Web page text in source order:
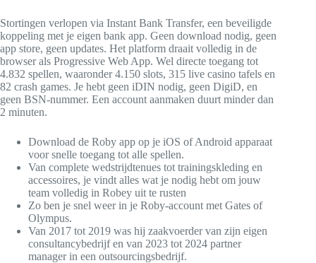
Stortingen verlopen via Instant Bank Transfer, een beveiligde
koppeling met je eigen bank app. Geen download nodig, geen
app store, geen updates. Het platform draait volledig in de
browser als Progressive Web App. Wel directe toegang tot
4.832 spellen, waaronder 4.150 slots, 315 live casino tafels en
82 crash games. Je hebt geen iDIN nodig, geen DigiD, en
geen BSN-nummer. Een account aanmaken duurt minder dan
2 minuten.
Download de Roby app op je iOS of Android apparaat
voor snelle toegang tot alle spellen.
Van complete wedstrijdtenues tot trainingskleding en
accessoires, je vindt alles wat je nodig hebt om jouw
team volledig in Robey uit te rusten
Zo ben je snel weer in je Roby-account met Gates of
Olympus.
Van 2017 tot 2019 was hij zaakvoerder van zijn eigen
consultancybedrijf en van 2023 tot 2024 partner
manager in een outsourcingsbedrijf.